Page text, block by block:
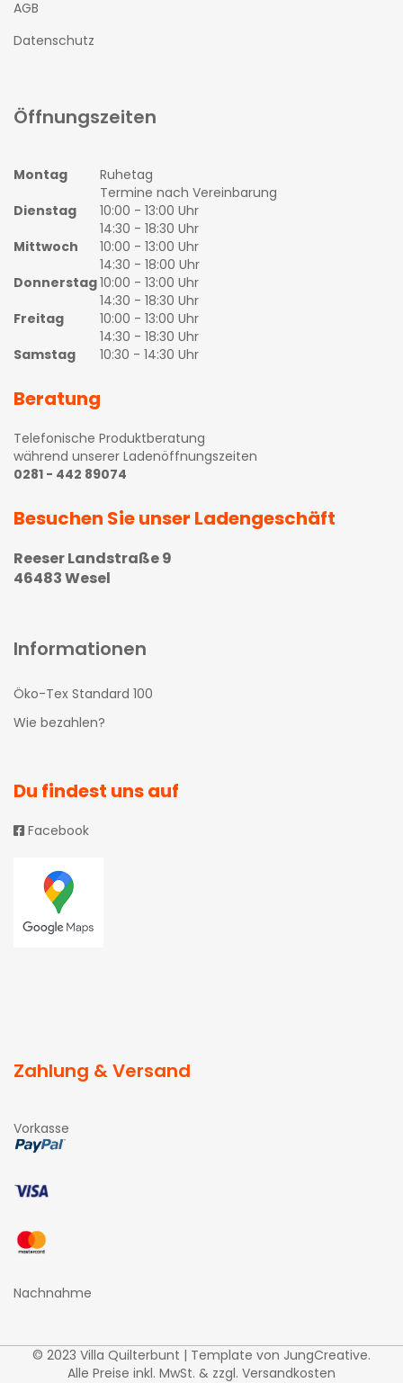
AGB
Datenschutz
Öffnungszeiten
Montag
Ruhetag
Termine nach Vereinbarung
Dienstag
10:00 - 13:00 Uhr
14:30 - 18:30 Uhr
Mittwoch
10:00 - 13:00 Uhr
14:30 - 18:00 Uhr
Donnerstag10:00 - 13:00 Uhr
14:30 - 18:30 Uhr
Freitag
10:00 - 13:00 Uhr
14:30 - 18:30 Uhr
Samstag
10:30 - 14:30 Uhr
Beratung
Telefonische Produktberatung
während unserer Ladenöffnungszeiten
0281 - 442 89074
Besuchen Sie unser Ladengeschäft
Reeser Landstraße 9
46483 Wesel
Informationen
Öko-Tex Standard 100
Wie bezahlen?
Du findest uns auf
Facebook
Zahlung & Versand
Vorkasse
Nachnahme
© 2023 Villa Quilterbunt | Template von JungCreative.
Alle Preise inkl. MwSt. & zzgl. Versandkosten